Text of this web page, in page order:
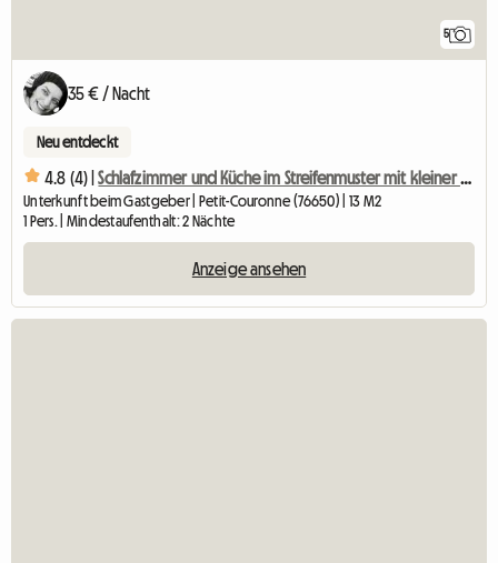
5
35 € / Nacht
Neu entdeckt
4.8 (4) | Schlafzimmer und Küche im Streifenmuster mit kleiner Krone
Unterkunft beim Gastgeber | Petit-Couronne (76650) | 13 M2
1 Pers. | Mindestaufenthalt: 2 Nächte
Anzeige ansehen